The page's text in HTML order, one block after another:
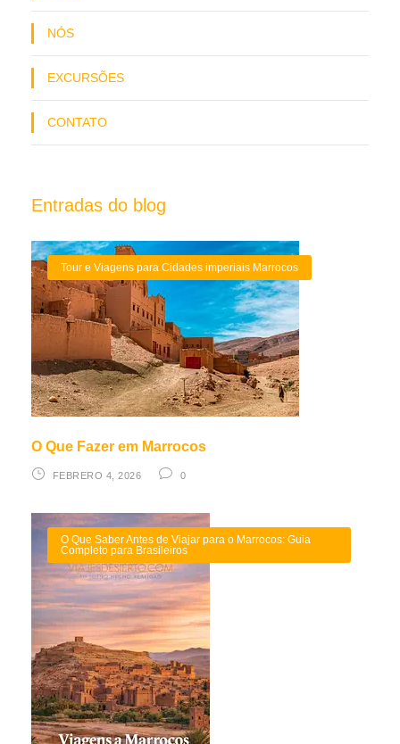
NÓS
EXCURSÕES
CONTATO
Entradas do blog
Tour e Viagens para Cidades imperiais Marrocos
O Que Fazer em Marrocos
FEBRERO 4, 2026 0
O Que Saber Antes de Viajar para o Marrocos: Guia
Completo para Brasileiros